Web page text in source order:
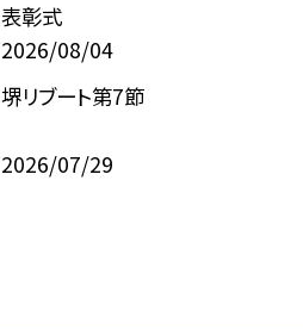
表彰式
2026/08/04
堺リブート第7節
2026/07/29